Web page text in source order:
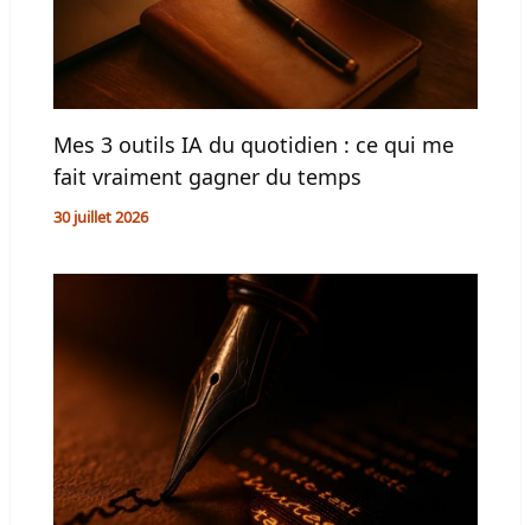
Mes 3 outils IA du quotidien : ce qui me
fait vraiment gagner du temps
30 juillet 2026